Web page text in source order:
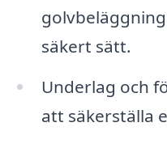
säkert sätt.
Underlag och
att säkerställa